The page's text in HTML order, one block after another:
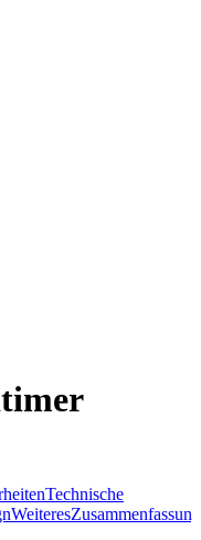
Technische
WeiteresZusammenfassung